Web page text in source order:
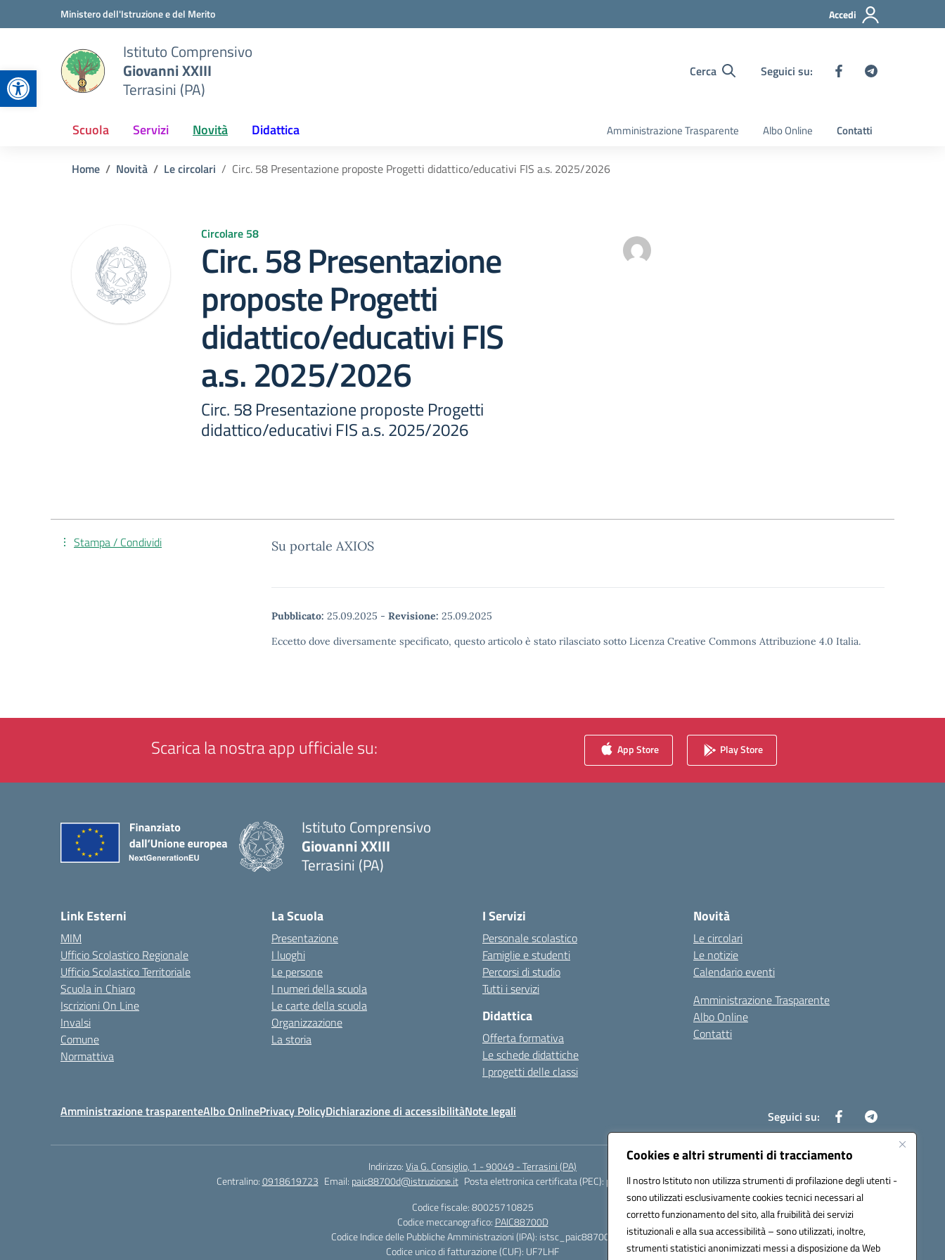
Apri la barra degli strumenti
Cookies e altri strumenti di tracciamento
Il nostro Istituto non utilizza strumenti di profilazione degli utenti -
sono utilizzati esclusivamente cookies tecnici necessari al
corretto funzionamento del sito, alla fruibilità dei servizi
istituzionali e alla sua accessibilità – sono utilizzati, inoltre,
strumenti statistici anonimizzati messi a disposizione da Web
Vai ai contenuti
Vai al menu di navigazioneMinistero dell'Istruzione e del Merito Accedi
Istituto Comprensivo
Giovanni XXIII
Terrasini (PA)
Cerca Seguici su:
Scuola Servizi Novità Didattica Amministrazione Trasparente Albo Online Contatti
Home Novità Le circolari Circ. 58 Presentazione proposte Progetti didattico/educativi FIS a.s. 2025/2026
Circolare 58
Circ. 58 Presentazione
proposte Progetti
didattico/educativi FIS
a.s. 2025/2026
Circ. 58 Presentazione proposte Progetti
didattico/educativi FIS a.s. 2025/2026
Su portale AXIOS
Pubblicato: 25.09.2025 - Revisione: 25.09.2025
Eccetto dove diversamente specificato, questo articolo è stato rilasciato sotto Licenza Creative Commons Attribuzione 4.0 Italia.
Stampa / Condividi
Scarica la nostra app ufficiale su: App Store Play Store
Istituto Comprensivo
Giovanni XXIII
Terrasini (PA)
Link Esterni
MIM
Ufficio Scolastico Regionale
Ufficio Scolastico Territoriale
Scuola in Chiaro
Iscrizioni On Line
Invalsi
Comune
Normattiva
La Scuola
Presentazione
I luoghi
Le persone
I numeri della scuola
Le carte della scuola
Organizzazione
La storia
I Servizi
Personale scolastico
Famiglie e studenti
Percorsi di studio
Tutti i servizi
Didattica
Offerta formativa
Le schede didattiche
I progetti delle classi
Novità
Le circolari
Le notizie
Calendario eventi
Amministrazione Trasparente
Albo Online
Contatti
Amministrazione trasparenteAlbo OnlinePrivacy PolicyDichiarazione di accessibilitàNote legali Seguici su:
Indirizzo:Via G. Consiglio, 1 - 90049 - Terrasini (PA)
Centralino:0918619723 Email: paic88700d@istruzione.it Posta elettronica certificata (PEC): paic88700d@pec.istruzione.it
Codice fiscale: 80025710825
Codice meccanografico: PAIC88700D
Codice Indice delle Pubbliche Amministrazioni (IPA): istsc_paic88700d
Codice unico di fatturazione (CUF): UF7LHF